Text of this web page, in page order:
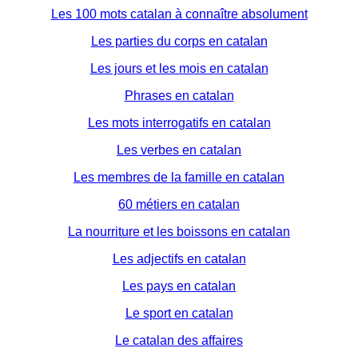
Les 100 mots catalan à connaître absolument
Les parties du corps en catalan
Les jours et les mois en catalan
Phrases en catalan
Les mots interrogatifs en catalan
Les verbes en catalan
Les membres de la famille en catalan
60 métiers en catalan
La nourriture et les boissons en catalan
Les adjectifs en catalan
Les pays en catalan
Le sport en catalan
Le catalan des affaires